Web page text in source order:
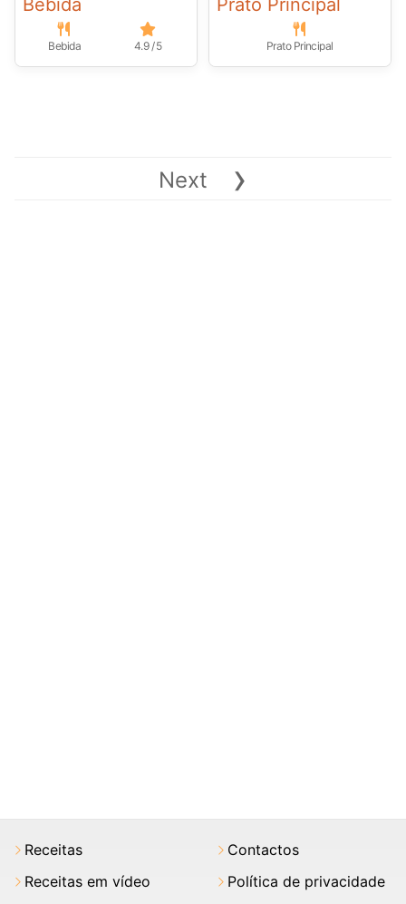
Bebida
Bebida 4.9 / 5
Prato Principal
Prato Principal
Next ›
Receitas
Receitas em vídeo
Contactos
Política de privacidade